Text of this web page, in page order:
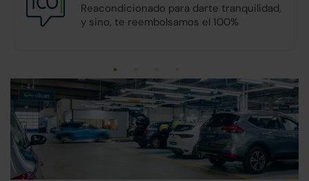
Reacondicionado para darte tranquilidad,
y sino, te reembolsamos el 100%